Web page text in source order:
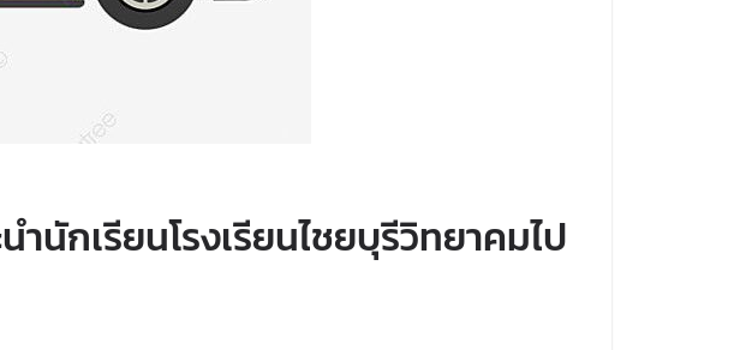
นักเรียนโรงเรียนไชยบุรีวิทยาคมไป